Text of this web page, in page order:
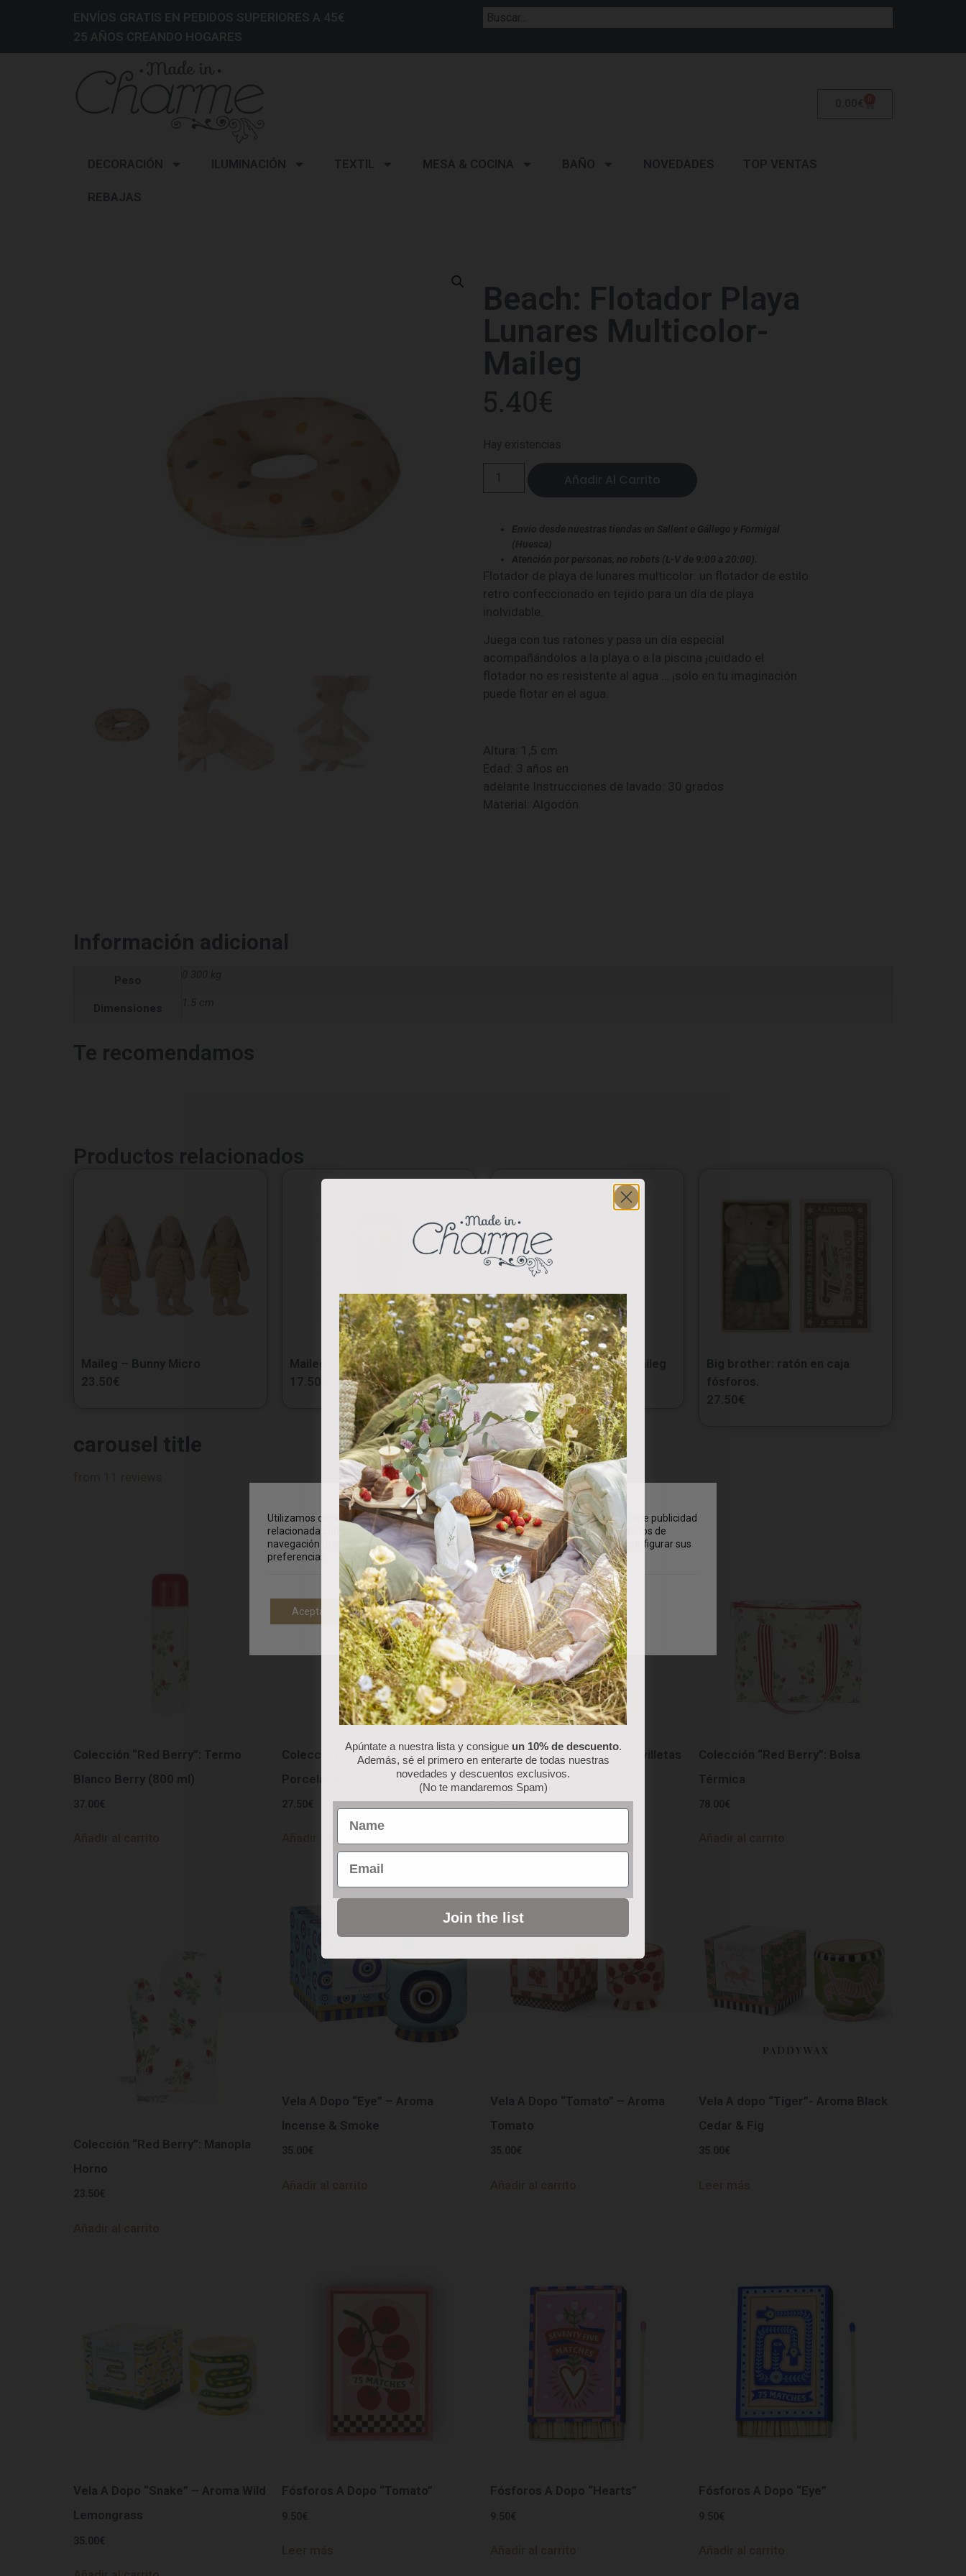
ENVÍOS GRATIS EN PEDIDOS SUPERIORES A 45€
25 AÑOS CREANDO HOGARES
DECORACIÓN ILUMINACIÓN TEXTIL MESA & COCINA BAÑO NOVEDADES TOP VENTAS
REBAJAS
Beach: Flotador Playa
Lunares Multicolor-
Maileg
5.40€
Hay existencias
Añadir Al Carrito
Envío desde nuestras tiendas en Sallent e Gállego y Formigal
(Huesca)
Atención por personas, no robots (L-V de 9:00 a 20:00).
Flotador de playa de lunares multicolor: un flotador de estilo
retro confeccionado en tejido para un día de playa
inolvidable.
Juega con tus ratones y pasa un día especial
acompañándolos a la playa o a la piscina ¡cuidado el
flotador no es resistente al agua … ¡solo en tu imaginación
puede flotar en el agua.
Altura: 1,5 cm
Edad: 3 años en
adelante Instrucciones de lavado: 30 grados
Material: Algodón
Información adicional
Dimensiones 1.5 cm
Te recomendamos
Productos relacionados
Maileg – Bunny Micro
23.50€
Maileg – Saco de Dormir Verde
17.50
Trona Madera Blanca – Maileg
16.50€
Big brother: ratón en caja
fósforos.
27.50€
carousel title
Colección “Red Berry”: Termo
Blanco Berry (800 ml)
37.00€
Colección “Red Berry”: Mug
Porcelana
27.50€
Añadir al carrito
Colección “Red Berry”: Servilletas
de Papel
6.50€
Colección “Red Berry”: Bolsa
Térmica
78.00€
Colección “Red Berry”: Manopla
Horno
23.50 €
Vela A Dopo “Eye” – Aroma
Incense & Smoke
35.00 €
Vela A Dopo “Tomato” – Aroma
Tomato
35.00 €
Vela A dopo “Tiger”- Aroma Black
Cedar & Fig
35.00 €
Vela A Dopo “Snake” – Aroma Wild
Lemongrass
35.00€
Fósforos A Dopo “Tomato”
9.50€
Fósforos A Dopo “Hearts”
9.50€
Fósforos A Dopo “Eye”
9.50€
Utilizamos cookies propias y de terceros para analizar nuestros servicios y mostrarle publicidad
relacionada con sus preferencias en base a un perfil elaborado a partir de sus hábitos de
navegación (por ejemplo, páginas visitadas). Puede obtener más información y configurar sus
preferencias.
Aceptar Rechazar Personalizar
Apúntate a nuestra lista y consigue un 10% de descuento.
Además, sé el primero en enterarte de todas nuestras
novedades y descuentos exclusivos.
(No te mandaremos Spam)
Name
Email
Join the list